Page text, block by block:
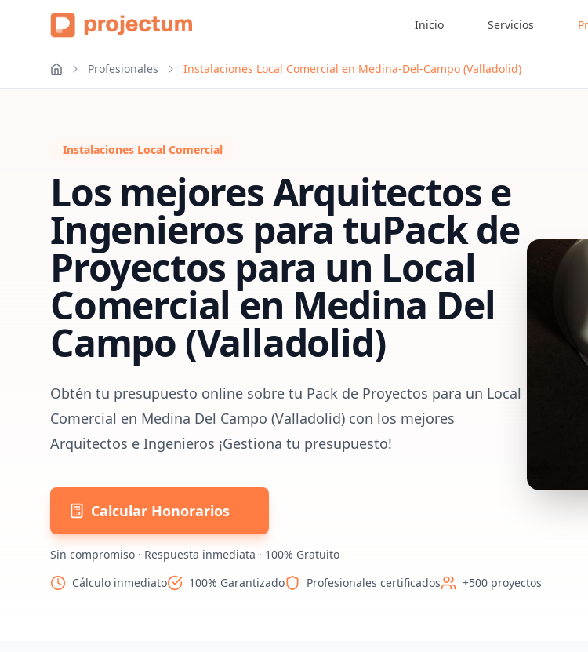
Inicio Servicios
Profesionales Instalaciones Local Comercial en Medina-Del-Campo (Valladolid)
Instalaciones Local Comercial
Los mejores Arquitectos e
Ingenieros para tuPack de
Proyectos para un Local
Comercialen Medina Del
Campo (Valladolid)
Obtén tu presupuesto online sobre tu Pack de Proyectos para un Local
Comercial en Medina Del Campo (Valladolid) con los mejores
Arquitectos e Ingenieros ¡Gestiona tu presupuesto!
Calcular Honorarios
Sin compromiso · Respuesta inmediata · 100% Gratuito
Cálculo inmediato
100% Garantizado Profesionales certificados +500 proyectos